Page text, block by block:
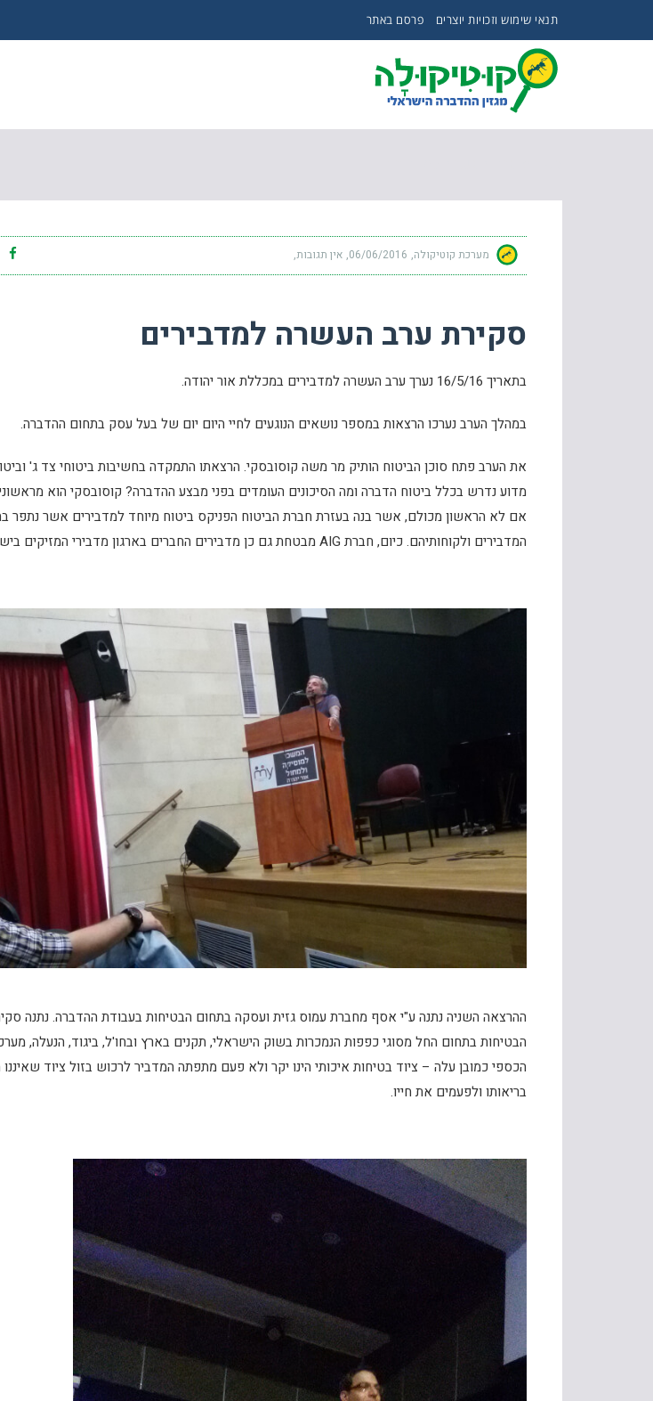
תנאי שימוש וזכויות יוצרים פרסם באתר
מערכת קוטיקולה 06/06/2016 אין תגובות
סקירת ערב העשרה למדבירים
בתאריך 16/5/16 נערך ערב העשרה למדבירים במכללת אור יהודה.
במהלך הערב נערכו הרצאות במספר נושאים הנוגעים לחיי היום יום של בעל עסק בתחום ההדברה.
את הערב פתח סוכן הביטוח הותיק מר משה קוסובסקי. הרצאתו התמקדה בחשיבות ביטוחי צד ג'
מדוע נדרש בכלל ביטוח הדברה ומה הסיכונים העומדים בפני מבצע ההדברה? קוסובסקי הוא
אם לא הראשון מכולם, אשר בנה בעזרת חברת הביטוח הפניקס ביטוח מיוחד למדבירים אשר נתפר
המדבירים ולקוחותיהם. כיום, חברת AIG מבטחת גם כן מדבירים החברים בארגון מדבירי המזיקים בישראל.
ההרצאה השניה נתנה ע"י אסף מחברת עמוס גזית ועסקה בתחום הבטיחות בעבודת ההדברה. נתנה
הבטיחות בתחום החל מסוגי כפפות הנמכרות בשוק הישראלי, תקנים בארץ ובחו'ל, ביגוד, הנעלה,
הכספי כמובן עלה – ציוד בטיחות איכותי הינו יקר ולא פעם מתפתה המדביר לרכוש בזול ציוד שאיננו
בריאותו ולפעמים את חייו.